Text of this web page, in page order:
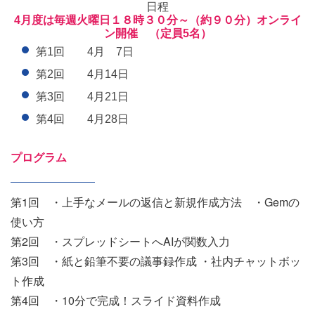
日程
4月度は毎週火曜日１８時３０分～（約９０分）オンライ
ン開催 （定員5名）
第1回 4月 7日
第2回 4月14日
第3回 4月21日
第4回 4月28日
プログラム
第1回
・上手なメールの返信と新規作成方法 ・Gemの
使い方
第2回
・スプレッドシートへAIが関数入力
第3回
・紙と鉛筆不要の議事録作成 ・社内チャットボッ
ト作成
第4回
・10分で完成！スライド資料作成